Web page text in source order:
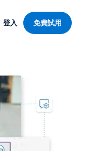
登入 免費試用